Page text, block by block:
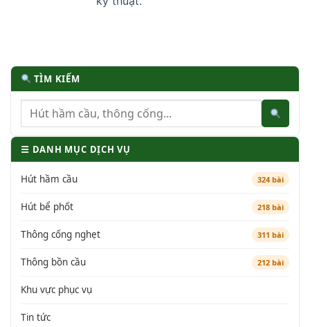
TÌM KIẾM
☰ DANH MỤC DỊCH VỤ
Hút hầm cầu 324 bài
Hút bể phốt 218 bài
Thông cống nghẹt 311 bài
Thông bồn cầu 212 bài
Khu vực phục vụ
Tin tức